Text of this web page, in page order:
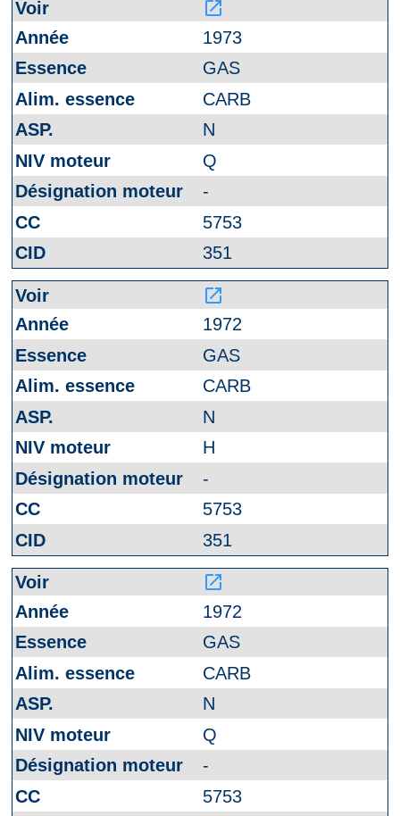
launch
1973
GAS
CARB
N
Q
-
5753
351
launch
1972
GAS
CARB
N
H
-
5753
351
launch
1972
GAS
CARB
N
Q
-
5753